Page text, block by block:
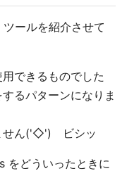
ールを紹介させて
できるものでした
るパターンになりま
せん('◇')ゞビシッ
をどういったときに